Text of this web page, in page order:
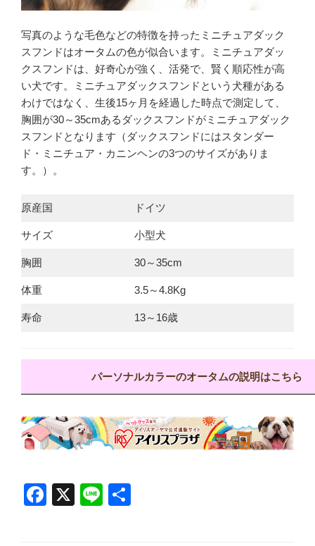
写真のような毛色などの特徴を持ったミニチュアダック
スフンドはオータムの色が似合います。ミニチュアダッ
クスフンドは、好奇心が強く、活発で、賢く順応性が高
い犬です。ミニチュアダックスフンドという犬種がある
わけではなく、生後15ヶ月を経過した時点で測定して、
胸囲が30～35cmあるダックスフンドがミニチュアダック
スフンドとなります（ダックスフンドにはスタンダー
ド・ミニチュア・カニンヘンの3つのサイズがありま
す。）。
原産国 ドイツ
サイズ 小型犬
胸囲 30～35cm
体重 3.5～4.8Kg
寿命 13～16歳
パーソナルカラーのオータムの説明はこちら
F
X
Li